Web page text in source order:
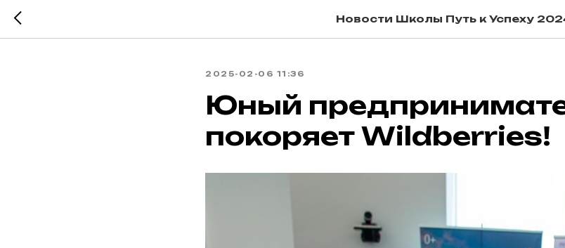
Новости Школы Путь к Успеху
2025-02-06 11:36
Юный
покоряет Wildberries!